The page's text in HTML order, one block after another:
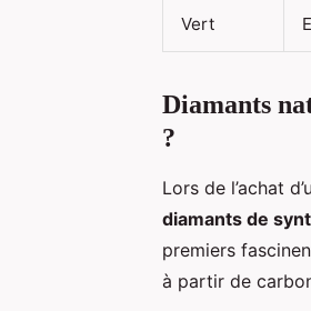
Vert
Diamants
?
Lors de l’achat
diamants de
premiers
à partir de